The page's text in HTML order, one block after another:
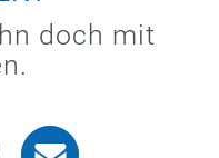
doch mit